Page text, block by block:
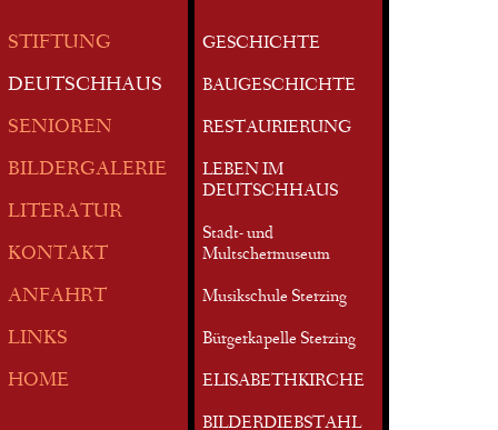
STIFTUNG
DEUTSCHHAUS
SENIOREN
BILDERGALERIE
LITERATUR
KONTAKT
ANFAHRT
LINKS
HOME
GESCHICHTE
BAUGESCHICHTE
RESTAURIERUNG
LEBEN IM
DEUTSCHHAUS
Stadt- und
Multschermuseum
Musikschule Sterzing
Bürgerkapelle Sterzing
ELISABETHKIRCHE
BILDERDIEBSTAHL